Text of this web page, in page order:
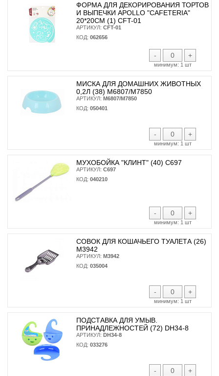
ФОРМА ДЛЯ ДЕКОРИРОВАНИЯ ТОРТОВ
И ВЫПЕЧКИ APOLLO "CAFETERIA"
20*20СМ (1) CFT-01
АРТИКУЛ: CFT-01
КОД: 062656
- +
минимум: 1 шт
МИСКА ДЛЯ ДОМАШНИХ ЖИВОТНЫХ
0,2Л (38) М6807/М7850
АРТИКУЛ: М6807/М7850
КОД: 050401
- +
минимум: 1 шт
МУХОБОЙКА "КЛИНТ" (40) С697
АРТИКУЛ: С697
КОД: 040210
- +
минимум: 1 шт
СОВОК ДЛЯ КОШАЧЬЕГО ТУАЛЕТА (26)
М3942
АРТИКУЛ: М3942
КОД: 035004
- +
минимум: 1 шт
ПОДСТАВКА ДЛЯ УМЫВ.
ПРИНАДЛЕЖНОСТЕЙ (72) DH34-8
АРТИКУЛ: DH34-8
КОД: 033276
- +